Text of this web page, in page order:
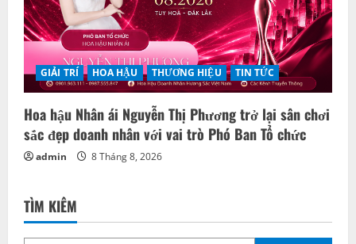
GIẢI TRÍ HOA HẬU THƯƠNG HIỆU TIN TỨC
Hoa hậu Nhân ái Nguyễn Thị Phương trở lại sân chơi
sắc đẹp doanh nhân với vai trò Phó Ban Tổ chức
admin 8 Tháng 8, 2026
TÌM KIẾM